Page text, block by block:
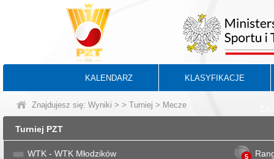
KALENDARZ KLASYFIKACJE
Znajdujesz się: Wyniki > > Turniej > Mecze
Turniej PZT
WTK - WTK Młodzików 5